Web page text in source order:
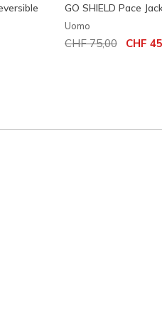
GO SHIELD Pace
Uomo
Prezzo ridotto da
CHF 75,00perCHF